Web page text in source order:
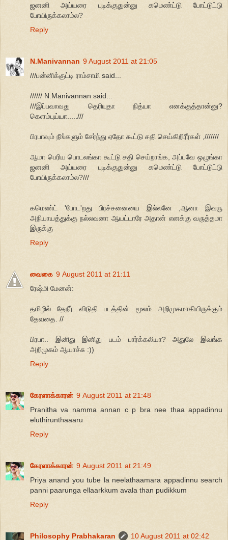
ஜனனி அய்யரை புடிக்குதுன்னு கமெண்ட்டு போட்டுட்டு
போயிருக்கலாம்ல?
Reply
N.Manivannan 9 August 2011 at 21:05
///பன்னிக்குட்டி ராம்சாமி said...
////// N.Manivannan said...
///இப்பவாவது தெரியுதா நித்யா எனக்குத்தான்னு?
கெளம்புய்யா.....///
பிரபாவும் நீங்களும் சேர்ந்து ஏதோ கூட்டு சதி செய்கிறிரீர்கள் ,///////
ஆமா பெரிய பொடலங்கா கூட்டு சதி செய்றாங்க, அப்பவே ஒழுங்கா
ஜனனி அய்யரை புடிக்குதுன்னு கமெண்ட்டு போட்டுட்டு
போயிருக்கலாம்ல?///
கமெண்ட் 'போட'றது பிரச்சனையை இல்லனே ,ஆனா இவரு
அநியாயத்துக்கு நல்லவனா ஆயட்டாரே அதான் எனக்கு வருத்தமா
இருக்கு
Reply
வைகை 9 August 2011 at 21:11
ரேஷ்மி மேனன்:
தமிழில் தேநீர் விடுதி படத்தின் மூலம் அறிமுகமாகியிருக்கும்
தேவதை. //
பிரபா.. இனிது இனிது படம் பார்க்கலியா? அதுலே இவங்க
அறிமுகம் ஆயாச்சு :))
Reply
கேரளாக்காரன் 9 August 2011 at 21:48
Pranitha va namma annan c p bra nee thaa appadinnu
eluthirunthaaaru
Reply
கேரளாக்காரன் 9 August 2011 at 21:49
Priya anand you tube la neelathaamara appadinnu search
panni paarunga ellaarkkum avala than pudikkum
Reply
Philosophy Prabhakaran 10 August 2011 at 02:42